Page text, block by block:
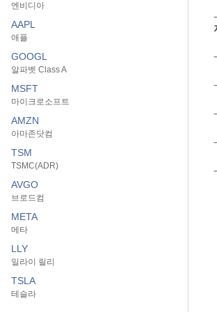
엔비디아
AAPL
애플
GOOGL
알파벳 Class A
MSFT
마이크로소프트
AMZN
아마존닷컴
TSM
TSMC(ADR)
AVGO
브로드컴
META
메타
LLY
일라이 릴리
TSLA
테슬라